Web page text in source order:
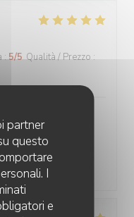
partner
questo
I
e
:5/5 Qualità / Prezzo :
restaurant qui
Tout est
rien Merci à